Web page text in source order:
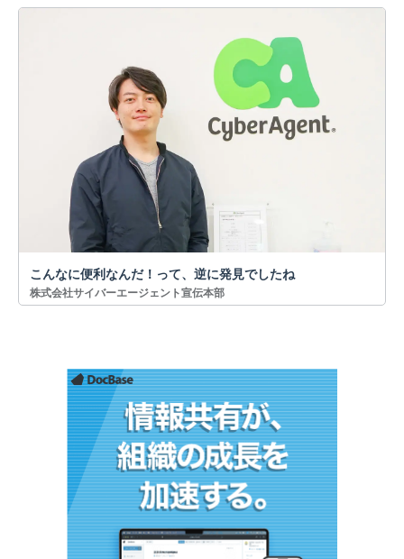
こんなに便利なんだ！って、逆に発見でしたね
株式会社サイバーエージェント宣伝本部